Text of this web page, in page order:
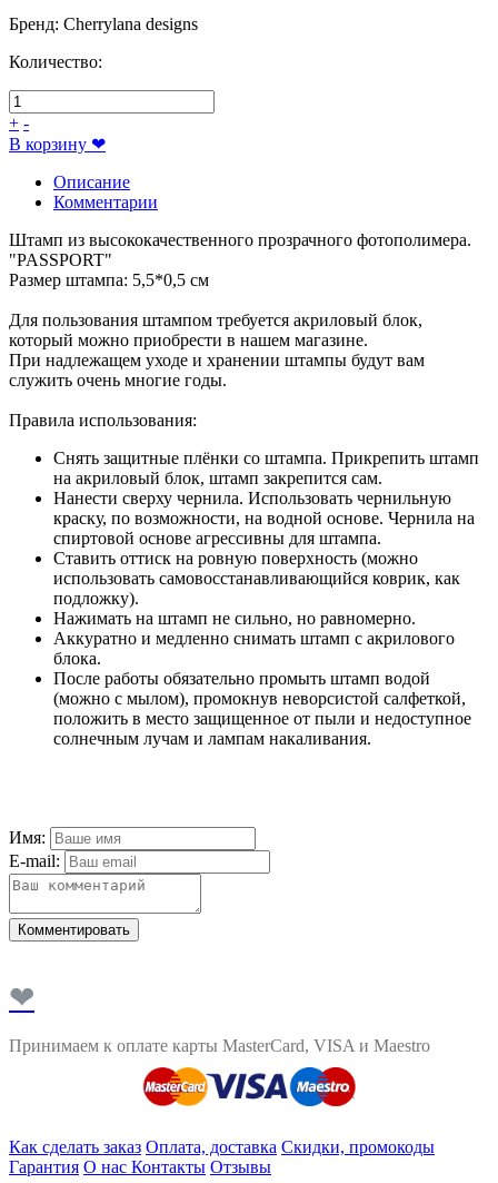
Бренд: Cherrylana designs
Количество:
+ -
В корзину ❤
Описание
Комментарии
Штамп из высококачественного прозрачного фотополимера.
"PASSPORT"
Размер штампа: 5,5*0,5 см
Для пользования штампом требуется акриловый блок,
который можно приобрести в нашем магазине.
При надлежащем уходе и хранении штампы будут вам
служить очень многие годы.
Правила использования:
Снять защитные плёнки со штампа. Прикрепить штамп
на акриловый блок, штамп закрепится сам.
Нанести сверху чернила. Использовать чернильную
краску, по возможности, на водной основе. Чернила на
спиртовой основе агрессивны для штампа.
Ставить оттиск на ровную поверхность (можно
использовать самовосстанавливающийся коврик, как
подложку).
Нажимать на штамп не сильно, но равномерно.
Аккуратно и медленно снимать штамп с акрилового
блока.
После работы обязательно промыть штамп водой
(можно с мылом), промокнув неворсистой салфеткой,
положить в место защищенное от пыли и недоступное
солнечным лучам и лампам накаливания.
Имя:
E-mail:
Комментировать
❤
Принимаем к оплате карты MasterCard, VISA и Maestro
Как сделать заказ Оплата, доставка Скидки, промокоды
Гарантия О нас Контакты Отзывы